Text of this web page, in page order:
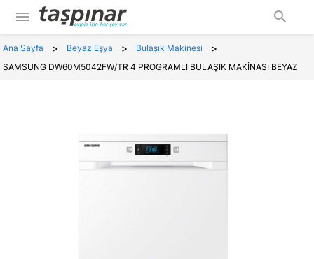
menu search
Ana Sayfa > Beyaz Eşya > Bulaşık Makinesi >
SAMSUNG DW60M5042FW/TR 4 PROGRAMLI BULAŞIK MAKİNASI BEYAZ